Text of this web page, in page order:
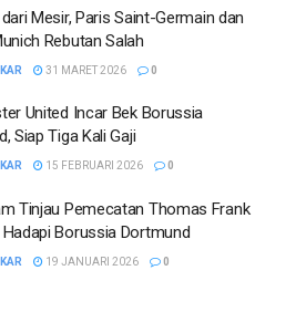
Mesir, Paris Saint-Germain dan
Rebutan Salah
31 MARET 2026 0
United Incar Bek Borussia
Siap Tiga Kali Gaji
15 FEBRUARI 2026 0
Tinjau Pemecatan Thomas Frank
Borussia Dortmund
19 JANUARI 2026 0